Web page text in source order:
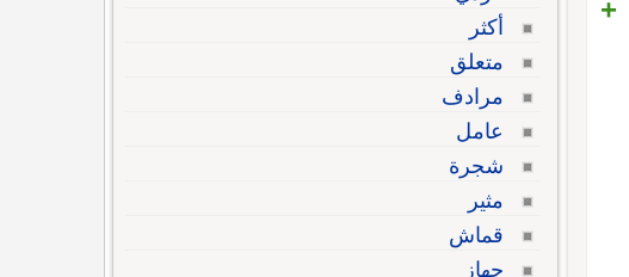
+
أكثر
متعلق
مرادف
عامل
شجرة
مثير
قماش
جهاز